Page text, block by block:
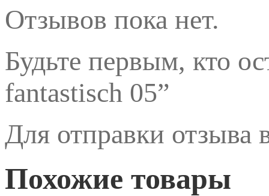
Отзывов пока нет.
Будьте первым, кто
fantastisch 05”
Для отправки отзыва
Похожие товары